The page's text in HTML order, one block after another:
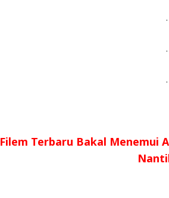
.
.
.
Filem Terbaru Bakal Menemui